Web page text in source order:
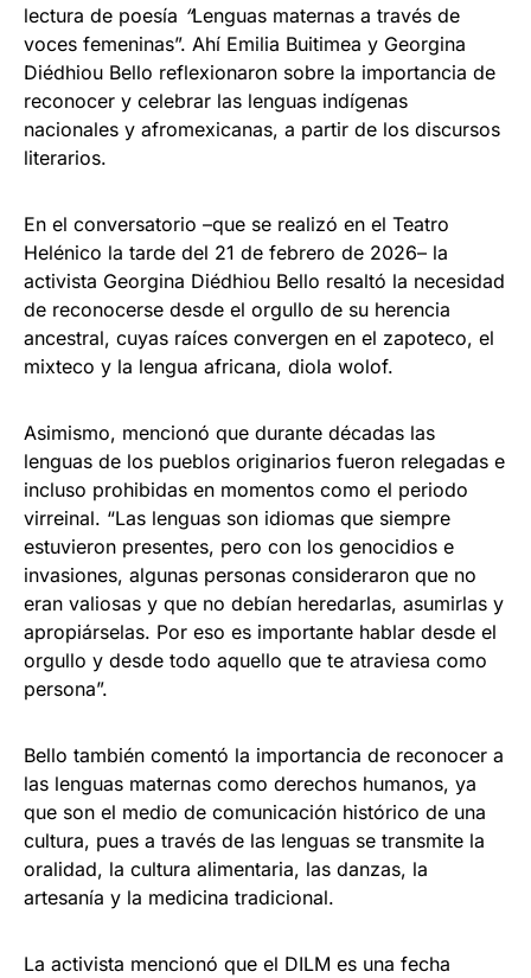
lectura de poesía “Lenguas maternas a través de
voces femeninas”. Ahí Emilia Buitimea y Georgina
Diédhiou Bello reflexionaron sobre la importancia de
reconocer y celebrar las lenguas indígenas
nacionales y afromexicanas, a partir de los discursos
literarios.
En el conversatorio –que se realizó en el Teatro
Helénico la tarde del 21 de febrero de 2026– la
activista Georgina Diédhiou Bello resaltó la necesidad
de reconocerse desde el orgullo de su herencia
ancestral, cuyas raíces convergen en el zapoteco, el
mixteco y la lengua africana, diola wolof.
Asimismo, mencionó que durante décadas las
lenguas de los pueblos originarios fueron relegadas e
incluso prohibidas en momentos como el periodo
virreinal. “Las lenguas son idiomas que siempre
estuvieron presentes, pero con los genocidios e
invasiones, algunas personas consideraron que no
eran valiosas y que no debían heredarlas, asumirlas y
apropiárselas. Por eso es importante hablar desde el
orgullo y desde todo aquello que te atraviesa como
persona”.
Bello también comentó la importancia de reconocer a
las lenguas maternas como derechos humanos, ya
que son el medio de comunicación histórico de una
cultura, pues a través de las lenguas se transmite la
oralidad, la cultura alimentaria, las danzas, la
artesanía y la medicina tradicional.
La activista mencionó que el DILM es una fecha